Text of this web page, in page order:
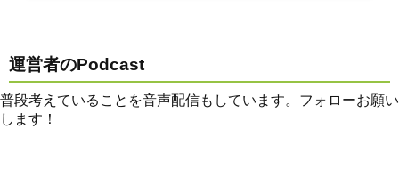
運営者のPodcast
普段考えていることを音声配信もしています。フォローお願い
します！